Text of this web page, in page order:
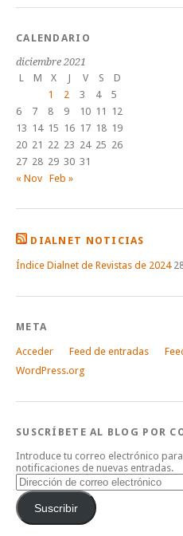
CALENDARIO
diciembre 2021
L
M X J V S
D
1
2 3 4
5
6
7 8 9 10 11
12
13 14 15 16 17 18 19
20 21 22 23 24 25 26
27 28 29 30 31
« Nov Feb »
DIALNET NOTICIAS
Índice Dialnet de Revistas de 2024
META
Acceder Feed de entradas
WordPress.org
SUSCRÍBETE AL BLOG POR
Introduce tu correo electrónico
notificaciones de nuevas entradas.
Dirección
de
correo
electrónico
Suscribir